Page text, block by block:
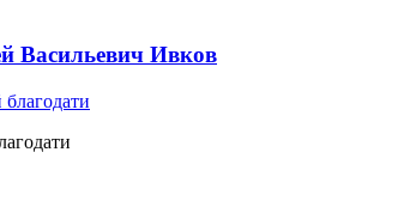
Васильевич Ивков